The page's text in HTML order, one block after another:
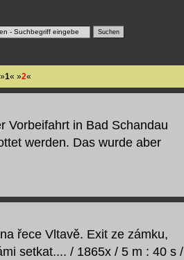
1« »2«
Vorbeifahrt in Bad Schandau
werden. Das wurde aber
řece Vltavě. Exit ze zámku,
setkat.... / 1865x / 5 m : 40 s /